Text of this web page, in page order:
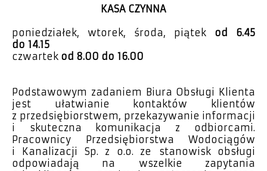
KASA CZYNNA
poniedziałek, wtorek, środa, piątek od 6.45
do 14.15
czwartek od 8.00 do 16.00
Podstawowym zadaniem Biura Obsługi Klienta
jest ułatwianie kontaktów klientów
z przedsiębiorstwem, przekazywanie informacji
i skuteczna komunikacja z odbiorcami.
Pracownicy Przedsiębiorstwa Wodociągów
i Kanalizacji Sp. z o.o. ze stanowisk obsługi
odpowiadają na wszelkie zapytania